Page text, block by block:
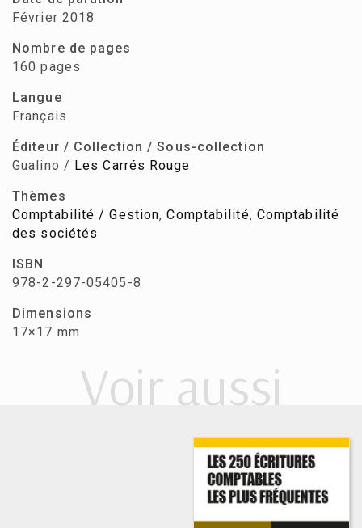
Février 2018
Nombre de pages
160 pages
Langue
Français
Éditeur / Collection / Sous-collection
Gualino / Les Carrés Rouge
Thèmes
Comptabilité / Gestion,Comptabilité, Comptabilité
des sociétés
ISBN
978-2-297-05405-8
Dimensions
17×17 mm
Voir aussi